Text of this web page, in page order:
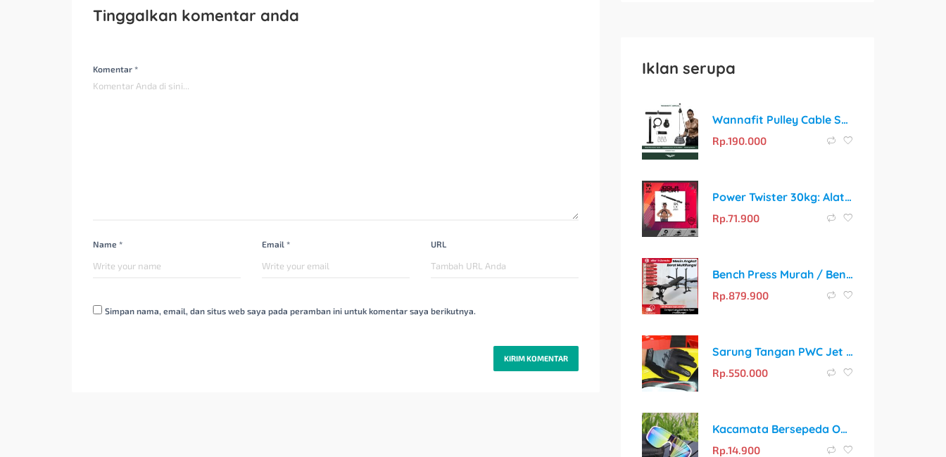
Tinggalkan komentar anda
Komentar *
Name * Email * URL
Simpan nama, email, dan situs web saya pada peramban ini untuk komentar saya berikutnya.
Iklan serupa
Wannafit Pulley Cable System Set | Katrol Fitness Gym Mesin Machine Trisep Triceps Bisep Biceps Pull Down | Alat Olahraga Rumah
Rp.190.000
Power Twister 30kg: Alat Fitness Portable Pembentuk Otot Profesional
Rp.71.900
Bench Press Murah / Bench Press Alat Fitness / Bench Press Multifungsi
Rp. 879.900
Sarung Tangan PWC Jet Tribe – Pilihan Terbaik untuk Jetski
Rp. 550.000
Kacamata Bersepeda Outdoor All-in-one Untuk Wanita Dan Pria, Kacamata Sepeda Anti Angin Dan Pasir Sunglass Lensa Pelindung Sinar UV Warna-warni
Rp.14.900